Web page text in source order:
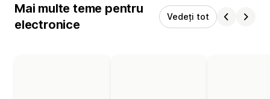
Mai multe teme pentru
electronice
Vedeți tot